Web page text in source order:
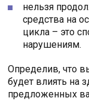
нельзя
средства на
цикла – это
нарушениям.
Определив, что
будет влиять на
предложенных